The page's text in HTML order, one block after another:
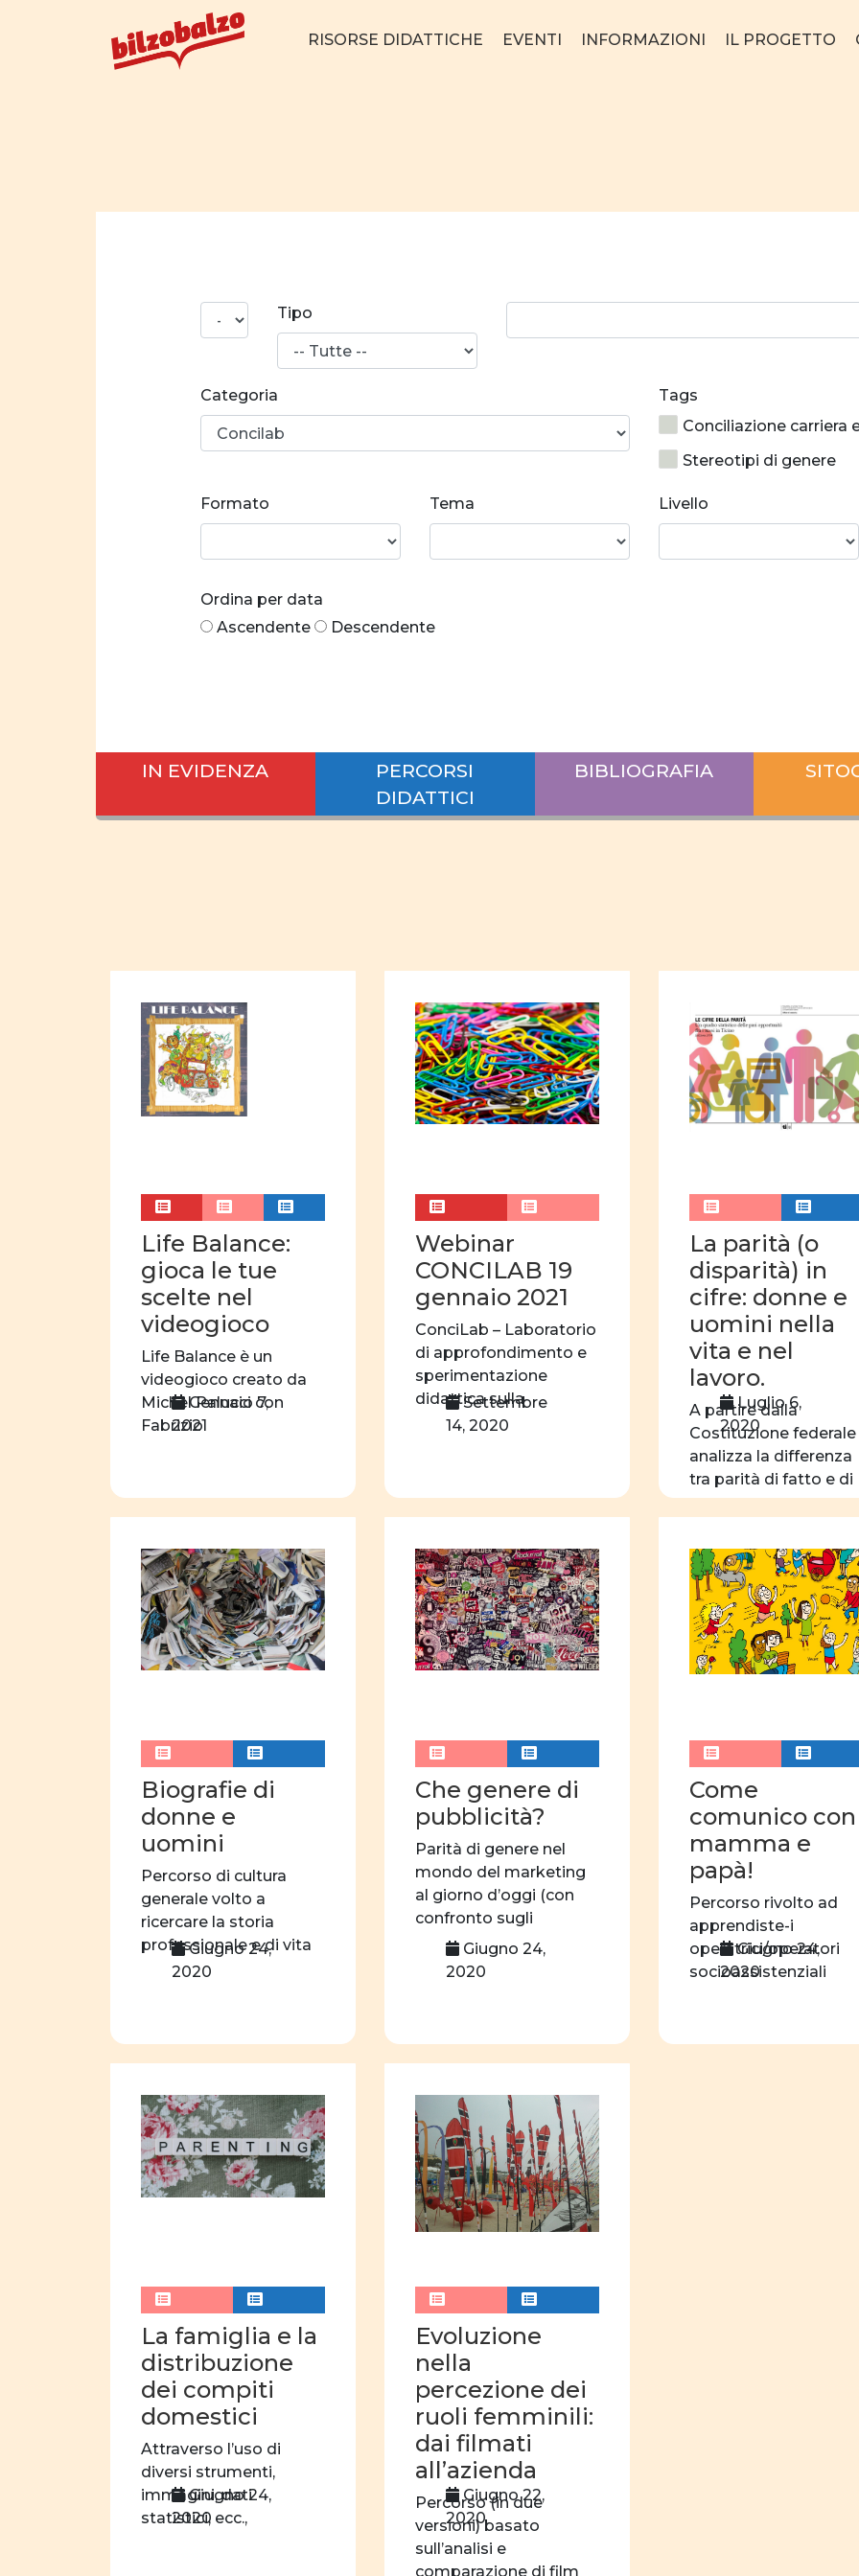
RISORSE DIDATTICHE EVENTI INFORMAZIONI IL PROGETTO
risultati
Tipo
parola:
Categoria
Tags
Conciliazione carriera
Stereotipi di genere
Prevenzione alla
Costruzione identitaria
Socializzazione
conciliazione
Immagine della
Film d'animazione
suffragio universale
curriculum nascosto
Comunicazione video
Attività quotidiane
Percorsi di vita
pari opportunità
donne e storia
donne e teatro
orientamento
filmografia
ruolo sociale e politico
scuola dell'obbligo
Legge parità
scelta professionale
immagini
riviste
progetto formativo
linguaggio
edizioni
Formazione
identità di genere
Centro professionale
Formato Tema Livello
Ordina per data
Ascendente
Descendente
IN EVIDENZA
PERCORSI
DIDATTICI
BIBLIOGRAFIA
Life Balance:
gioca le tue
scelte nel
videogioco
Life Balance è un
videogioco creato da
Michel Palucci con
Fabrizio
conciliazione tra vita
privata e vita
Gennaio 7,
2021
Webinar
CONCILAB 19
gennaio 2021
ConciLab – Laboratorio
di approfondimento e
sperimentazione
didattica sulla
promozione delle pari
Settembre
14, 2020
La parità (o
disparità) in
cifre: donne e
uomini nella
vita e nel
lavoro.
A partire dalla
Costituzione federale
analizza la differenza
tra parità di fatto e di
[…]
Luglio 6,
2020
Biografie di
donne e
uomini
Percorso di cultura
generale volto a
ricercare la storia
professionale e di vita
personale di […]
Giugno 24,
2020
Che genere di
pubblicità?
Parità di genere nel
mondo del marketing
al giorno d’oggi (con
confronto sugli
stereotipi degli […]
Giugno 24,
2020
Come
comunico con
mamma e
papà!
Percorso rivolto ad
apprendiste-i
operatrici/operatori
socioassistenziali
migliorare la
Giugno 24,
2020
La famiglia e la
distribuzione
dei compiti
domestici
Attraverso l’uso di
diversi strumenti,
immagini, dati
statistici, ecc.,
Giugno 24,
2020
Evoluzione
nella
percezione dei
ruoli femminili:
dai filmati
all’azienda
Percorso (in due
versioni) basato
sull’analisi e
comparazione di film
Giugno 22,
2020